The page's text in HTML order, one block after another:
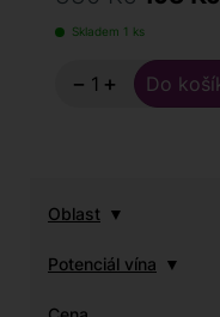
Skladem 1 ks
− +
Oblast
Potenciál vína